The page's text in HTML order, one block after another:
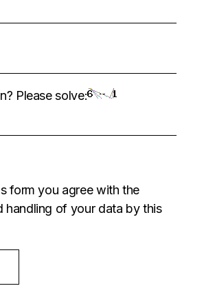
Please solve:
form you agree with the
handling of your data by this